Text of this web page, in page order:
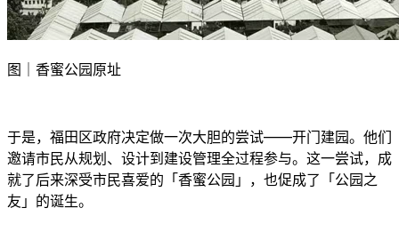
图｜香蜜公园原址
于是，福田区政府决定做一次大胆的尝试——开门建园。他们
邀请市民从规划、设计到建设管理全过程参与。这一尝试，成
就了后来深受市民喜爱的「香蜜公园」，也促成了「公园之
友」的诞生。